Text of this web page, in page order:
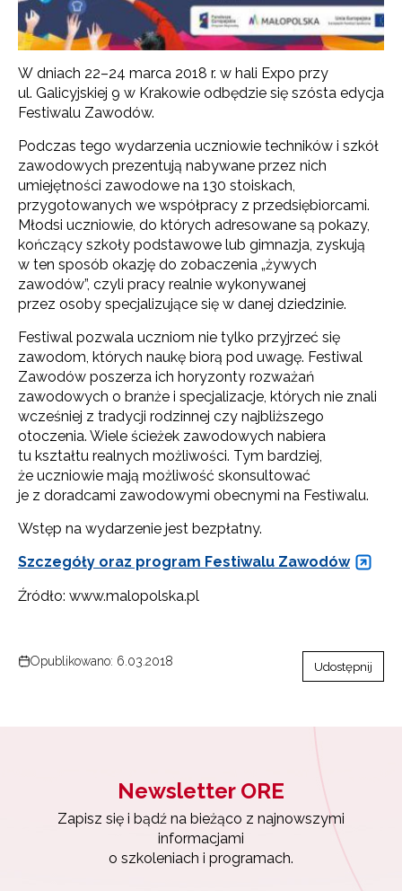
W dniach 22–24 marca 2018 r. w hali Expo przy
ul. Galicyjskiej 9 w Krakowie odbędzie się szósta edycja
Festiwalu Zawodów.
Podczas tego wydarzenia uczniowie techników i szkół
zawodowych prezentują nabywane przez nich
umiejętności zawodowe na 130 stoiskach,
przygotowanych we współpracy z przedsiębiorcami.
Młodsi uczniowie, do których adresowane są pokazy,
kończący szkoły podstawowe lub gimnazja, zyskują
w ten sposób okazję do zobaczenia „żywych
zawodów”, czyli pracy realnie wykonywanej
przez osoby specjalizujące się w danej dziedzinie.
Festiwal pozwala uczniom nie tylko przyjrzeć się
zawodom, których naukę biorą pod uwagę. Festiwal
Zawodów poszerza ich horyzonty rozważań
zawodowych o branże i specjalizacje, których nie znali
wcześniej z tradycji rodzinnej czy najbliższego
otoczenia. Wiele ścieżek zawodowych nabiera
tu kształtu realnych możliwości. Tym bardziej,
że uczniowie mają możliwość skonsultować
je z doradcami zawodowymi obecnymi na Festiwalu.
Wstęp na wydarzenie jest bezpłatny.
Szczegóły oraz program Festiwalu Zawodów
Źródło: www.malopolska.pl
Opublikowano: 6.03.2018 Udostępnij
Newsletter ORE
Zapisz się i bądź na bieżąco z najnowszymi
informacjami
o szkoleniach i programach.